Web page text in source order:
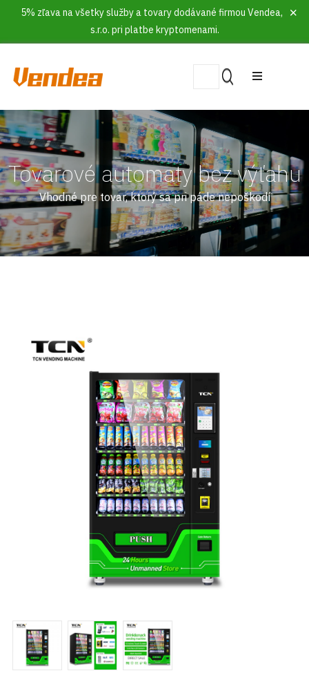
5% zľava na všetky služby a tovary dodávané firmou Vendea,
s.r.o. pri platbe kryptomenami.
Tovarové automaty bez výťahu
Vhodné pre tovar, ktorý sa pri páde nepoškodí